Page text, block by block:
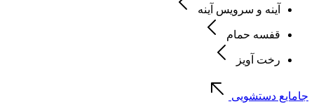
آینه و سرویس آینه
قفسه حمام
رخت آویز
جامایع دستشویی